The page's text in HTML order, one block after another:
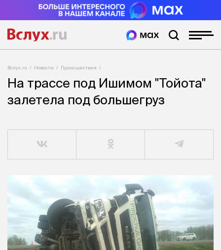
Вслух.ru Новости Происшествия
На трассе под Ишимом "Тойота"
залетела под большегруз